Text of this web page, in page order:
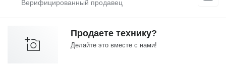
Продаете технику?
Делайте это вместе с нами!